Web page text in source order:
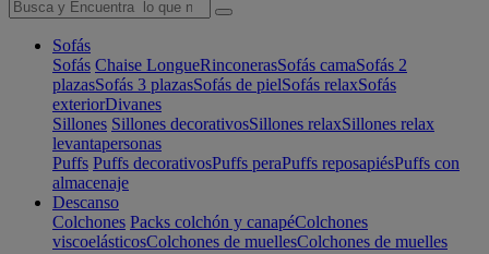
Sofás
Sofás Chaise LongueRinconerasSofás camaSofás 2
plazasSofás 3 plazasSofás de pielSofás relaxSofás
exteriorDivanes
Sillones Sillones decorativosSillones relaxSillones relax
levantapersonas
Puffs Puffs decorativosPuffs peraPuffs reposapiésPuffs con
almacenaje
Descanso
Colchones Packs colchón y canapéColchones
viscoelásticosColchones de muellesColchones de muelles